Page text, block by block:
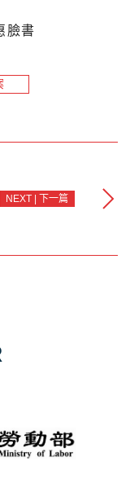
臉書
NEXT | 下一篇